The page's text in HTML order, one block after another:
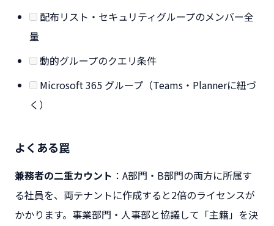
配布リスト・セキュリティグループのメンバー全
量
動的グループのクエリ条件
Microsoft 365 グループ（Teams・Plannerに紐づ
く）
よくある罠
兼務者の二重カウント ：A部門・B部門の両方に所属す
る社員を、両テナントに作成すると2倍のライセンスが
かかります。事業部門・人事部と協議して「主籍」を決